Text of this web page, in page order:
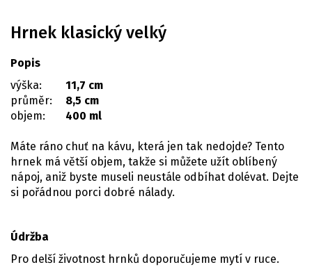
Hrnek klasický velký
Popis
výška:
11,7 cm
průměr:
8,5 cm
objem:
400 ml
Máte ráno chuť na kávu, která jen tak nedojde? Tento
hrnek má větší objem, takže si můžete užít oblíbený
nápoj, aniž byste museli neustále odbíhat dolévat. Dejte
si pořádnou porci dobré nálady.
Údržba
Pro delší životnost hrnků doporučujeme mytí v ruce.